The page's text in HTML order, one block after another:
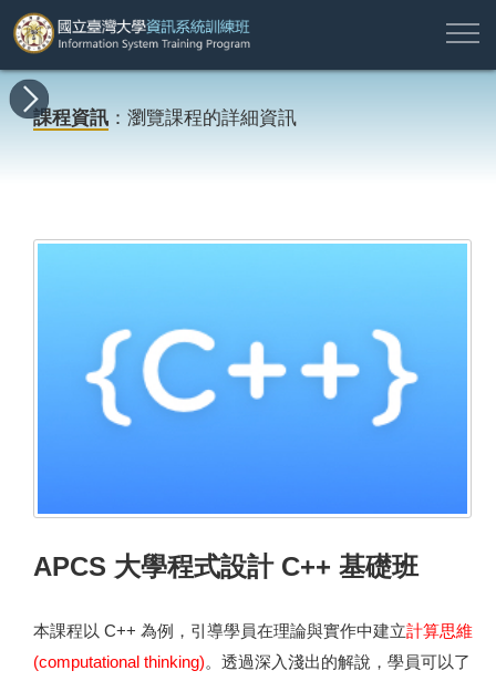
所
有
課
新
消
程
地
資
簡
業
名
名
資
於
本
願
專
註
入
課程資訊 ：瀏覽課程的詳細資訊
APCS 大學程式設計 C++ 基礎班
本課程以 C++ 為例，引導學員在理論與實作中建立計算思維
(computational thinking)。透過深入淺出的解說，學員可以了